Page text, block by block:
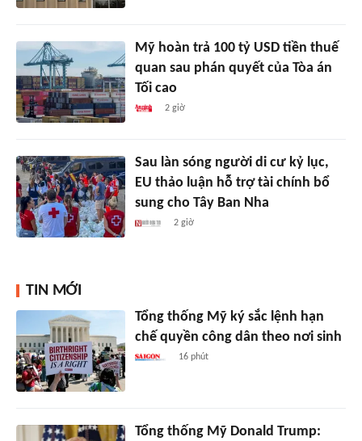
Mỹ hoàn trả 100 tỷ USD tiền thuế
quan sau phán quyết của Tòa án
Tối cao
2 giờ
Sau làn sóng người di cư kỷ lục,
EU thảo luận hỗ trợ tài chính bổ
sung cho Tây Ban Nha
2 giờ
TIN MỚI
Tổng thống Mỹ ký sắc lệnh hạn
chế quyền công dân theo nơi sinh
16 phút
Tổng thống Mỹ Donald Trump: